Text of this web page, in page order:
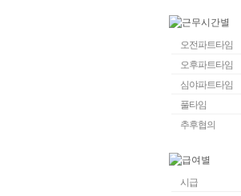
오전파트타임
오후파트타임
심야파트타임
풀타임
추후협의
시급